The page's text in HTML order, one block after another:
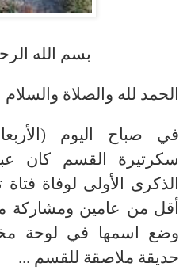
بسم الله
الحمد لله والصلاة
في صباح اليوم
سكرتيرة القسم كان
الذكرى الأولى لوفاة
أقل من عامين ومشاركة
وضع اسمها في لوحة
حديقة ملاصقة للقسم ...